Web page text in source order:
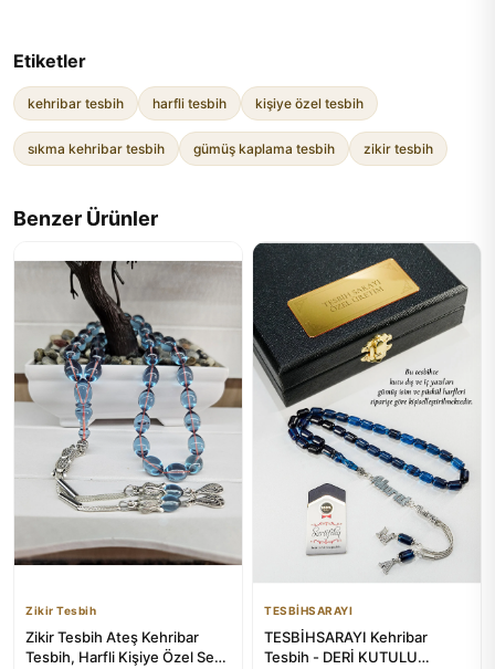
Etiketler
kehribar tesbih harfli tesbih kişiye özel tesbih
sıkma kehribar tesbih gümüş kaplama tesbih zikir tesbih
Benzer Ürünler
Zikir Tesbih
Zikir Tesbih Ateş Kehribar
Tesbih, Harfli Kişiye Özel Seri,
TESBİHSARAYI
TESBİHSARAYI Kehribar
Tesbih - DERİ KUTULU